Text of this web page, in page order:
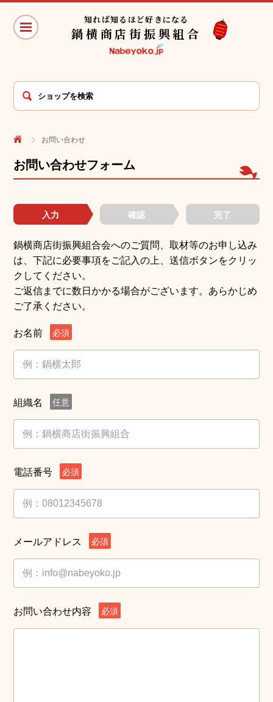
知れば知るほど好きになる
鍋横商店街振興組合
お問い合わせ
お問い合わせフォーム
入力 確認 完了
鍋横商店街振興組合会へのご質問、取材等のお申し込み
は、下記に必要事項をご記⼊の上、送信ボタンをクリッ
クしてください。
ご返信までに数⽇かかる場合がございます。あらかじめ
ご了承ください。
お名前
必須
組織名 任意
電話番号 必須
メールアドレス 必須
お問い合わせ内容 必須